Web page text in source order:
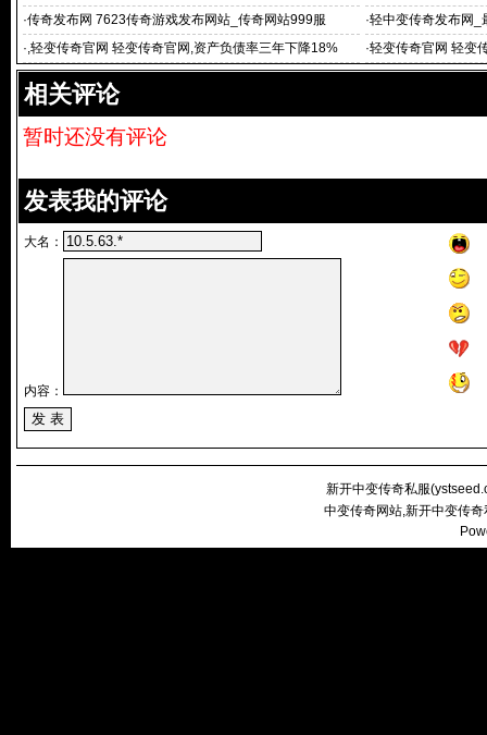
·传奇发布网 7623传奇游戏发布网站_传奇网站999服 ·轻中变传奇发布网_
·,轻变传奇官网 轻变传奇官网,资产负债率三年下降18% ·轻变传奇官网 轻变
相关评论
暂时还没有评论
发表我的评论
大名：
内容：
新开中变传奇私服(
中变传奇网站,新开中变传